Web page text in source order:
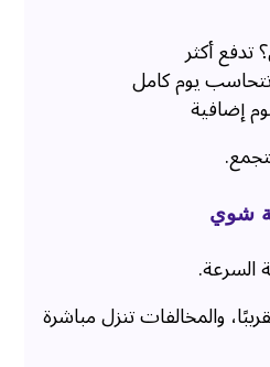
تدفع أكثر
يوم كامل
إضافية
شوي
السرعة.
والمخالفات تنزل مباشرة